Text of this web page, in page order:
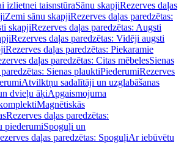
izlietnei taisnstūraSānu skapjiRezerves daļas
Zemi sānu skapjiRezerves daļas paredzētas:
skapjiRezerves daļas paredzētas: Augsti
Rezerves daļas paredzētas: Vidēji augsti
Rezerves daļas paredzētas: Piekaramie
daļas paredzētas: Citas mēbelesSienas
Sienas plauktiPiederumiRezerves
Atvilktņu sadalītāji un uzglabāšanas
dvieļu āķiApgaismojuma
Magnētiskās
Rezerves daļas paredzētas:
piederumiSpoguļi un
daļas paredzētas: SpoguļiAr iebūvētu